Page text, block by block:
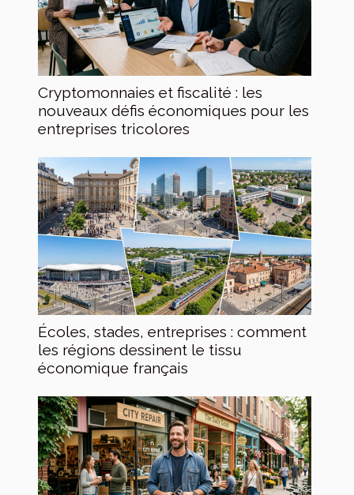
Cryptomonnaies et fiscalité : les
nouveaux défis économiques pour les
entreprises tricolores
Écoles, stades, entreprises : comment
les régions dessinent le tissu
économique français